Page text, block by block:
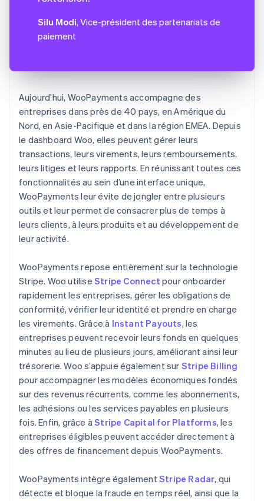
Silu Modi, Vice-président des partenariats de
paiement
Aujourd’hui, WooPayments accompagne des
entreprises dans près de 40 pays, en Amérique du
Nord, en Asie-Pacifique et dans la région EMEA. Depuis
le dashboard Woo, elles peuvent gérer leurs
transactions, leurs virements, leurs remboursements,
leurs litiges et leurs rapports. En réunissant toutes ces
fonctionnalités au sein d’une interface unique,
WooPayments leur évite de jongler entre plusieurs
outils et leur permet de consacrer plus de temps à
leurs clients, à leurs produits et au développement de
leur activité.
WooPayments repose entièrement sur la technologie
Stripe. Woo utilise Stripe Connect pour onboarder
rapidement les entreprises, gérer les obligations de
conformité, vérifier leur identité et prendre en charge
les virements. Grâce à Instant Payouts, les
entreprises peuvent recevoir leurs fonds en quelques
minutes au lieu de plusieurs jours, améliorant ainsi leur
trésorerie. Woo s’appuie également sur Stripe Billing
pour accompagner les modèles économiques fondés
sur des revenus récurrents, comme les abonnements,
les adhésions ou les services payables en plusieurs
fois. Enfin, grâce àStripe Capital for Platforms, les
entreprises éligibles peuvent accéder directement à
des offres de financement depuis WooPayments.
WooPayments intègre également Stripe Radar, qui
détecte et bloque la fraude en temps réel, ainsi que la